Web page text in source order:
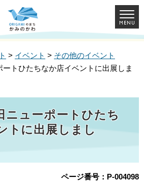
> イベント > その他のイベント
トひたちなか店イベントに出展しま
ニューポートひたち
トに出展しまし
ページ番号：P-004098